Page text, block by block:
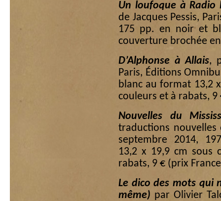
Un loufoque à Radio
de Jacques Pessis,
175 pp. en noir et
couverture brochée
D’Alphonse à Allais,
Paris, Éditions
blanc au format 13,2
couleurs et à rabats, 9
Nouvelles du
traductions nouvelles
septembre 2014,
13,2 x 19,9 cm sous
rabats, 9 € (prix
Le dico des mots qui
même) par Olivier